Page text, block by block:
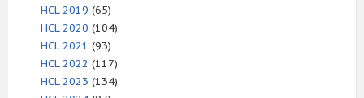
HCL 2019 (65)
HCL 2020 (104)
HCL 2021 (93)
HCL 2022 (117)
HCL 2023 (134)